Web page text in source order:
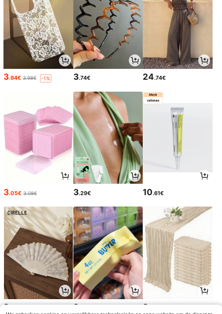
3.94€ 3.98€ -1% 3.74€ 24.74€
3.05€ 3.08€ 3.29€ 10.61€
3 3 3